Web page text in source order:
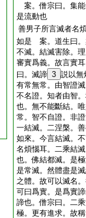
案。僧宗曰。集
是流動也
善男子所言滅者名
如是 案。道生曰。
不滅。結滅害除。
審實爲義。故言實
曰。滅諦 3 説以無
有常無常。由智證
不名證。知者由智
也。無不能斷結。
常。智不自證。非
一結滅。二涅槃。
如來。今言結滅。
名煩惱耳。二乘結
也。佛結都滅。是
是常滅。然體盡是
之體。故可以滅名
可曰爲實。是爲實
諦也。僧宗曰。二
極。更有進求。故